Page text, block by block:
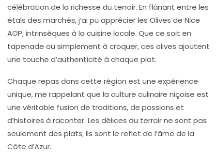
célébration de la richesse du terroir. En flânant entre les
étals des marchés, j’ai pu apprécier les Olives de Nice
AOP, intrinsèques à la cuisine locale. Que ce soit en
tapenade ou simplement à croquer, ces olives ajoutent
une touche d’authenticité à chaque plat.
Chaque repas dans cette région est une expérience
unique, me rappelant que la culture culinaire niçoise est
une véritable fusion de traditions, de passions et
d’histoires à raconter. Les délices du terroir ne sont pas
seulement des plats; ils sont le reflet de l’âme de la
Côte d’Azur.